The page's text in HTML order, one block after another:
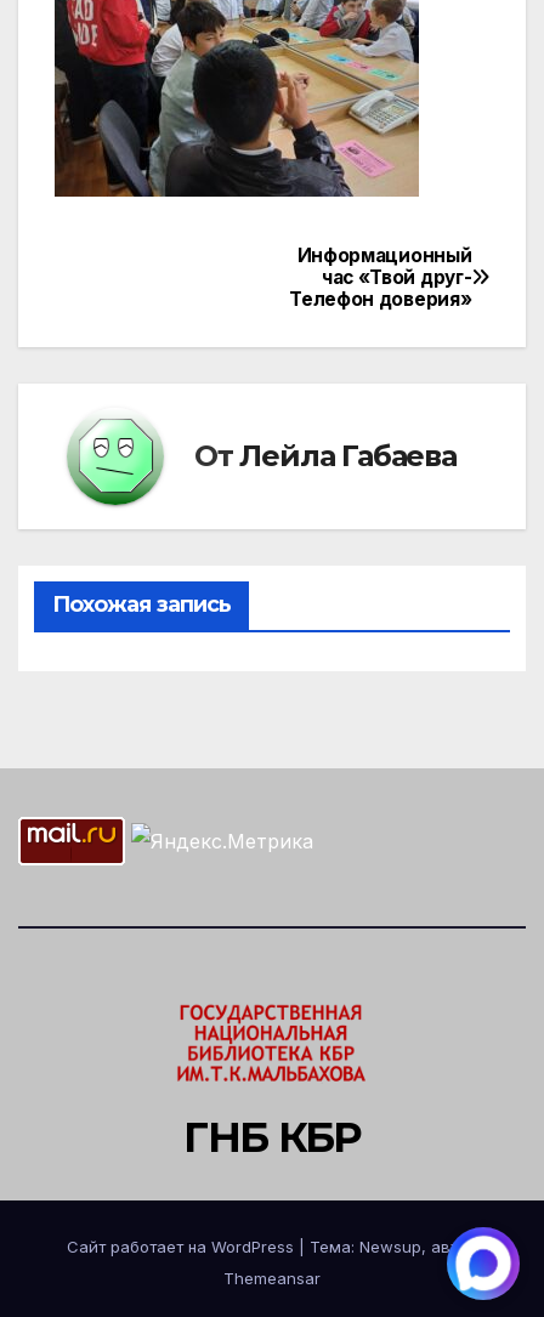
Информационный
час «Твой друг-
Телефон доверия»
ОтЛейла Габаева
Похожая запись
ГНБ КБР
Сайт работает на WordPress
Тема: Newsup, автор
Themeansar